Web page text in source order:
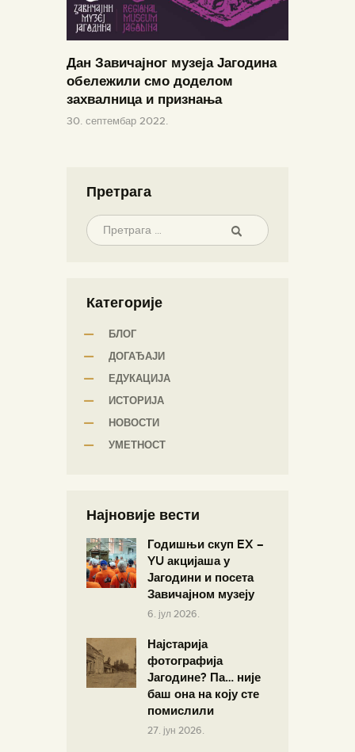
Дан Завичајног музеја Јагодина
обележили смо доделом
захвалница и признања
30. септембар 2022.
Претрага
Категорије
БЛОГ
ДОГАЂАЈИ
ЕДУКАЦИЈА
ИСТОРИЈА
НОВОСТИ
УМЕТНОСТ
Најновије вести
Годишњи скуп EX –
YU акцијаша у
Јагодини и посета
Завичајном музеју
6. јул 2026.
Најстарија
фотографија
Јагодине? Па… није
баш она на коју сте
помислили
27. јун 2026.